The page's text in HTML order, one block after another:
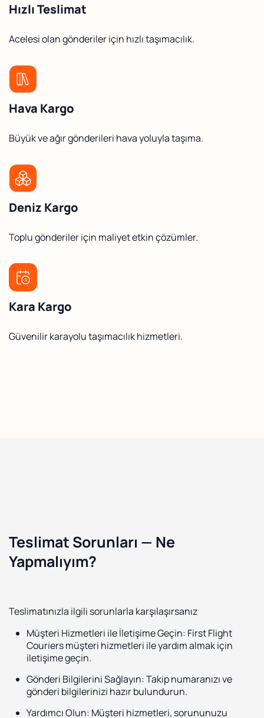
Hızlı Teslimat
Acelesi olan gönderiler için hızlı taşımacılık.
Hava Kargo
Büyük ve ağır gönderileri hava yoluyla taşıma.
Deniz Kargo
Toplu gönderiler için maliyet etkin çözümler.
Kara Kargo
Güvenilir karayolu taşımacılık hizmetleri.
Teslimat Sorunları — Ne
Yapmalıyım?
Teslimatınızla ilgili sorunlarla karşılaşırsanız
Müşteri Hizmetleri ile İletişime Geçin: First Flight
Couriers müşteri hizmetleri ile yardım almak için
iletişime geçin.
Gönderi Bilgilerini Sağlayın: Takip numaranızı ve
gönderi bilgilerinizi hazır bulundurun.
Yardımcı Olun: Müşteri hizmetleri, sorununuzu